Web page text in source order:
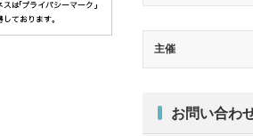
主催
お問い合わ